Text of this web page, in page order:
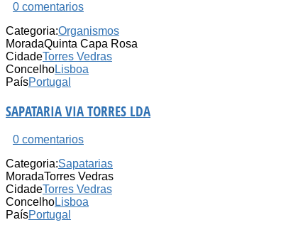
0 comentarios
Categoria:Organismos
MoradaQuinta Capa Rosa
CidadeTorres Vedras
ConcelhoLisboa
PaísPortugal
SAPATARIA VIA TORRES LDA
0 comentarios
Categoria:Sapatarias
MoradaTorres Vedras
CidadeTorres Vedras
ConcelhoLisboa
PaísPortugal